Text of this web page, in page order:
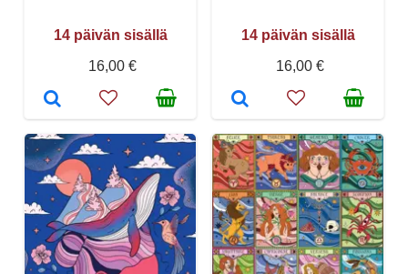
14 päivän sisällä
16,00 €
14 päivän sisällä
16,00 €